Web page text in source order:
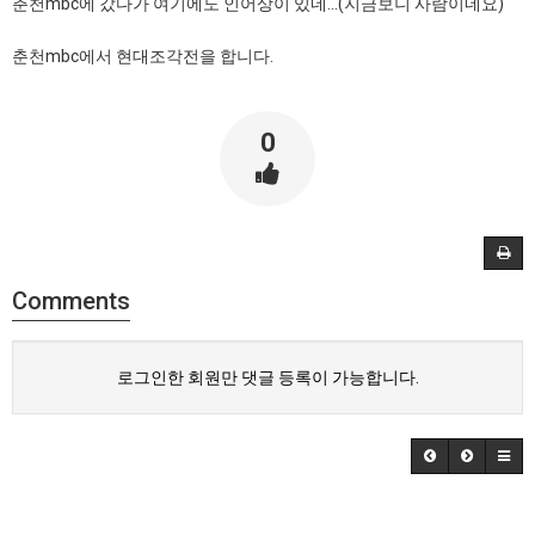
춘천mbc에 갔다가 여기에도 인어상이 있네...(지금보니 사람이네요)
춘천mbc에서 현대조각전을 합니다.
0
Comments
로그인한 회원만 댓글 등록이 가능합니다.